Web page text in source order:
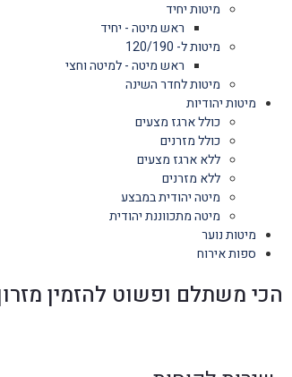
מיטות יחיד
ראש מיטה - יחיד
מיטות ל- 120/190
ראש מיטה - למיטה וחצי
מיטות לחדר השינה
מיטות יהודיות
כולל ארגז מצעים
כולל מזרנים
ללא ארגז מצעים
ללא מזרנים
מיטה יהודית במבצע
מיטה מתכווננת יהודית
מיטות נוער
ספות אירוח
הכי משתלם ופשוט להזמין